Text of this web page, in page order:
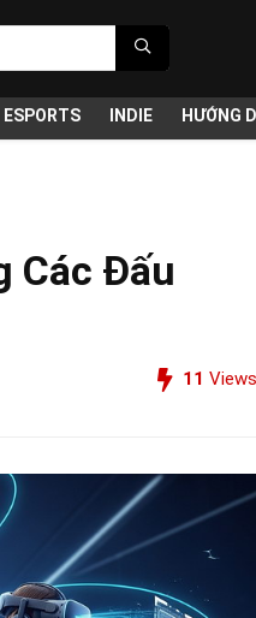
ESPORTS INDIE HƯỚNG
Các Đấu
11 Views